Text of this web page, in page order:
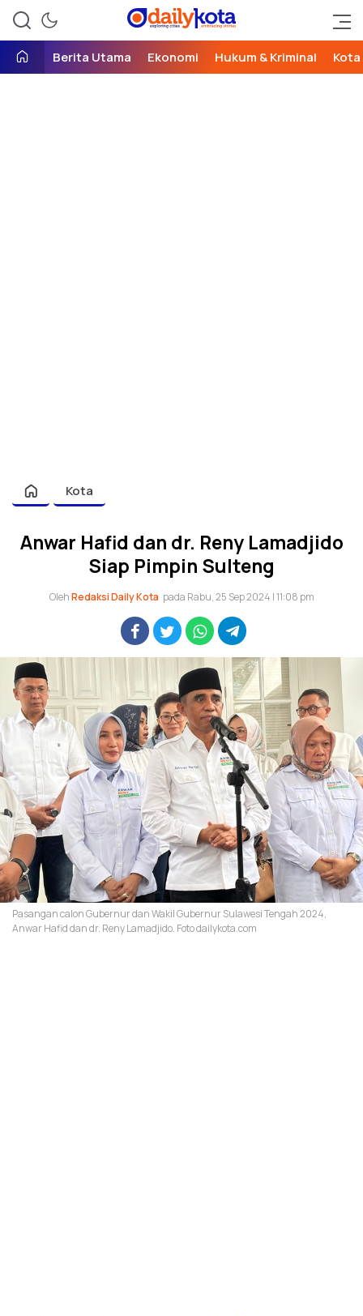
Daily Kota
exploring cities, embracing
Berita Utama Ekonomi Hukum & Kriminal Kota
Kota
Anwar Hafid dan dr. Reny Lamadjido
Siap Pimpin Sulteng
OlehRedaksi Daily Kota pada Rabu, 25 Sep 2024 | 11:08 pm
Pasangan calon Gubernur dan Wakil Gubernur Sulawesi Tengah 2024,
Anwar Hafid dan dr. Reny Lamadjido. Foto dailykota.com